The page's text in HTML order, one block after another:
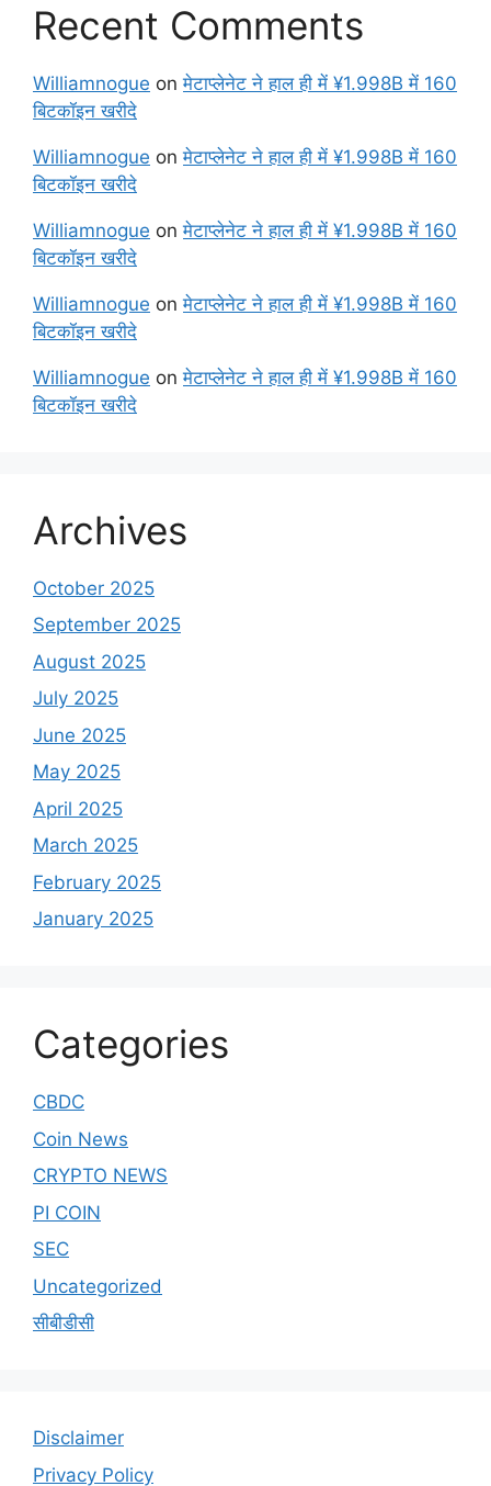
Recent Comments
Williamnogue onमेटाप्लेनेट ने हाल ही में ¥1.998B में 160
बिटकॉइन खरीदे
Williamnogue onमेटाप्लेनेट ने हाल ही में ¥1.998B में 160
बिटकॉइन खरीदे
Williamnogue onमेटाप्लेनेट ने हाल ही में ¥1.998B में 160
बिटकॉइन खरीदे
Williamnogue onमेटाप्लेनेट ने हाल ही में ¥1.998B में 160
बिटकॉइन खरीदे
Williamnogue onमेटाप्लेनेट ने हाल ही में ¥1.998B में 160
बिटकॉइन खरीदे
Archives
October 2025
September 2025
August 2025
July 2025
June 2025
May 2025
April 2025
March 2025
February 2025
January 2025
Categories
CBDC
Coin News
CRYPTO NEWS
PI COIN
SEC
Uncategorized
सीबीडीसी
Disclaimer
Privacy Policy